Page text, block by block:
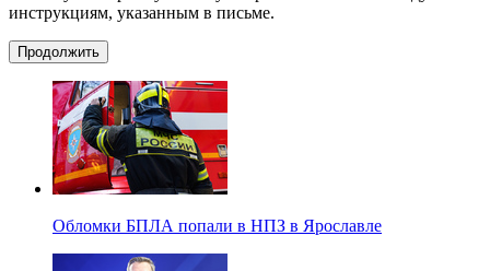
инструкциям, указанным в письме.
Продолжить
Обломки БПЛА попали в НПЗ в Ярославле